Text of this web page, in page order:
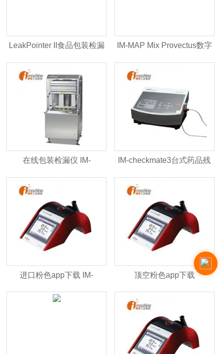
LeakPointer II食品包装检漏
仪
IM-MAP Mix Provectus数字
式气体混配器 - 于食品气调
在线包装检漏仪 IM-
LeakMatic II
IM-checkmate3台式药品残
氧分析仪
进口粉色app下载 IM-
Checkpoint3
顶空粉色app下载